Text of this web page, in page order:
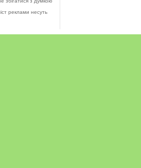
реклами несуть